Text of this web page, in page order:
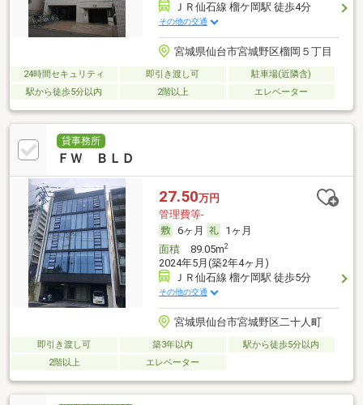
ＪＲ仙石線 榴ケ岡駅 徒歩4分
その他の交通
宮城県仙台市宮城野区榴岡５丁目
24時間セキュリティ 即引き渡し可
駐車場(近隣含)
駅から徒歩5分以内
2階以上 エレベーター
貸事務所
ＦＷ ＢＬＤ
27.50万円
管理費等-
6ヶ月
1ヶ月
面積89.05m2
2024年5月(築2年4ヶ月)
ＪＲ仙石線 榴ケ岡駅 徒歩5分
その他の交通
宮城県仙台市宮城野区二十人町
即引き渡し可 築3年以内
駅から徒歩5分以内
2階以上
エレベーター